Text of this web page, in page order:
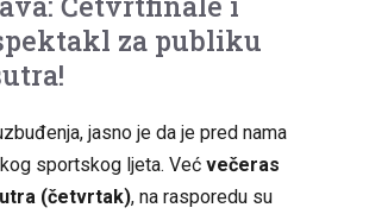
za publiku
jasno je da je pred nama
sportskog ljeta. Već večeras
(četvrtak), na rasporedu su